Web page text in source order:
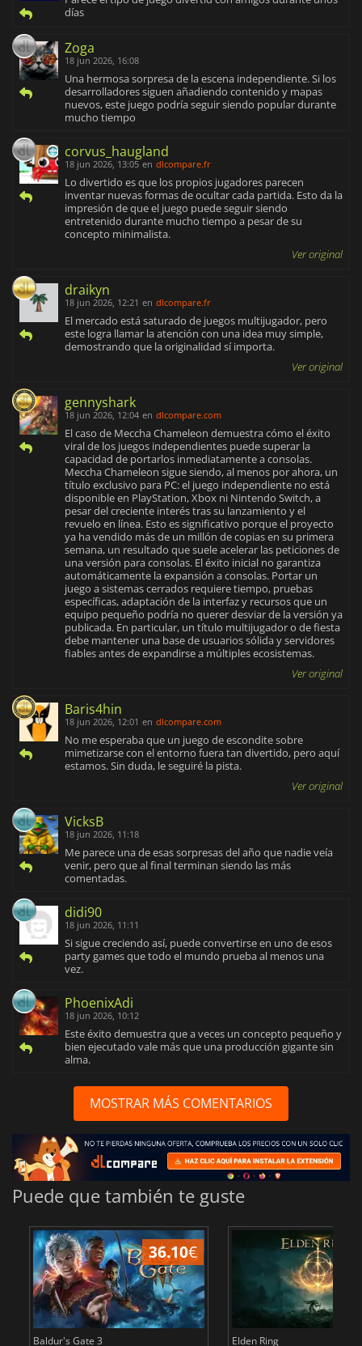
días
Zoga
18 jun 2026, 16:08
Una hermosa sorpresa de la escena independiente. Si los
desarrolladores siguen añadiendo contenido y mapas
nuevos, este juego podría seguir siendo popular durante
mucho tiempo
corvus_haugland
18 jun 2026, 13:05 en dlcompare.fr
Lo divertido es que los propios jugadores parecen
inventar nuevas formas de ocultar cada partida. Esto da la
impresión de que el juego puede seguir siendo
entretenido durante mucho tiempo a pesar de su
concepto minimalista.
Ver original
draikyn
18 jun 2026, 12:21 en dlcompare.fr
El mercado está saturado de juegos multijugador, pero
este logra llamar la atención con una idea muy simple,
demostrando que la originalidad sí importa.
Ver original
gennyshark
18 jun 2026, 12:04 en dlcompare.com
El caso de Meccha Chameleon demuestra cómo el éxito
viral de los juegos independientes puede superar la
capacidad de portarlos inmediatamente a consolas.
Meccha Chameleon sigue siendo, al menos por ahora, un
título exclusivo para PC: el juego independiente no está
disponible en PlayStation, Xbox ni Nintendo Switch, a
pesar del creciente interés tras su lanzamiento y el
revuelo en línea. Esto es significativo porque el proyecto
ya ha vendido más de un millón de copias en su primera
semana, un resultado que suele acelerar las peticiones de
una versión para consolas. El éxito inicial no garantiza
automáticamente la expansión a consolas. Portar un
juego a sistemas cerrados requiere tiempo, pruebas
específicas, adaptación de la interfaz y recursos que un
equipo pequeño podría no querer desviar de la versión ya
publicada. En particular, un título multijugador o de fiesta
debe mantener una base de usuarios sólida y servidores
fiables antes de expandirse a múltiples ecosistemas.
Ver original
Baris4hin
18 jun 2026, 12:01 en dlcompare.com
No me esperaba que un juego de escondite sobre
mimetizarse con el entorno fuera tan divertido, pero aquí
estamos. Sin duda, le seguiré la pista.
Ver original
VicksB
18 jun 2026, 11:18
Me parece una de esas sorpresas del año que nadie veía
venir, pero que al final terminan siendo las más
comentadas.
didi90
18 jun 2026, 11:11
Si sigue creciendo así, puede convertirse en uno de esos
party games que todo el mundo prueba al menos una
vez.
PhoenixAdi
18 jun 2026, 10:12
Este éxito demuestra que a veces un concepto pequeño y
bien ejecutado vale más que una producción gigante sin
alma.
MOSTRAR MÁS COMENTARIOS
Puede que también te guste
36.10€
Baldur's Gate 3 Elden Ring